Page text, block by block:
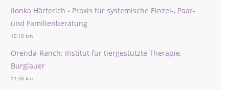
Ilonka Härterich - Praxis für systemische Einzel-, Paar-
und Familienberatung
10,10 km
Orenda-Ranch: Institut für tiergestützte Therapie,
Burglauer
11,38 km